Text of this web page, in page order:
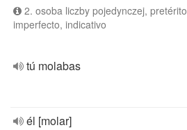
2. osoba liczby pojedynczej, pretérito
imperfecto, indicativo
tú molabas
él [molar]